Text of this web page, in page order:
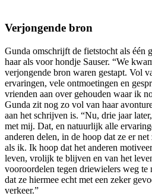
Verjongende bron
Gunda omschrijft de fietstocht als één
haar als voor hondje Sauser. “We
verjongende bron waren gestapt. Vol
ervaringen, vele ontmoetingen en
vrienden aan over gehouden waar ik
Gunda zit nog zo vol van haar
aan het schrijven is. “Nu, drie jaar
met mij. Dat, en natuurlijk alle
anderen delen, in de hoop dat ze er
als ik. Ik hoop dat het anderen
leven, vrolijk te blijven en van het
vooroordelen tegen driewielers weg te
dat ze hiermee echt met een zeker
verkeer.”